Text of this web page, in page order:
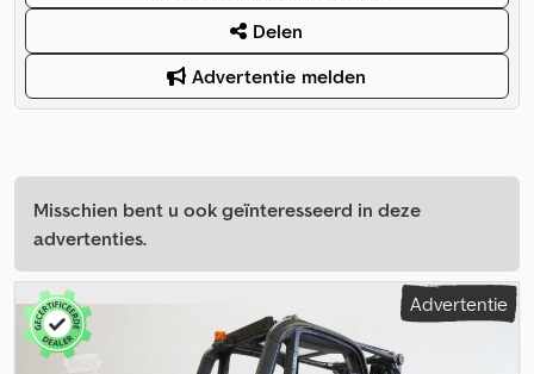
Delen
Advertentie melden
Misschien bent u ook geïnteresseerd in deze
advertenties.
Advertentie